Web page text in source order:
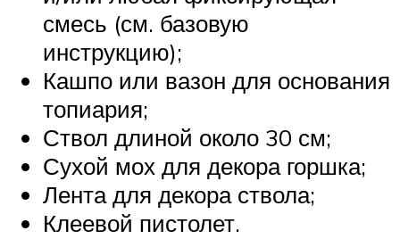
смесь (см. базовую
инструкцию);
Кашпо или вазон для основания
топиария;
Ствол длиной около 30 см;
Сухой мох для декора горшка;
Лента для декора ствола;
Клеевой пистолет.